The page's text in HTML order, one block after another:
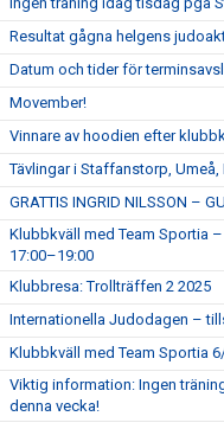
Resultat gågna helgens
Datum och tider för
Movember!
Vinnare av hoodien efter
Tävlingar i Staffanstorp, Umeå,
GRATTIS INGRID NILSSON –
Klubbkväll med Team Sportia –
17:00–19:00
Klubbresa: Trollträffen 2 2025
Internationella Judodagen –
Klubbkväll med Team Sportia
Viktig information: Ingen
denna vecka!